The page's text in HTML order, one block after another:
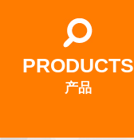
PRODUCTS
产品